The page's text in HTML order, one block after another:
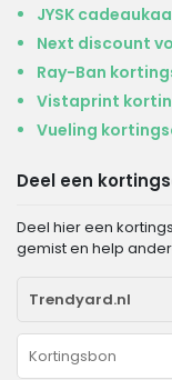
JYSK
Next discount
Ray-Ban
Vistaprint
Vueling
Deel een
Deel hier een
gemist en help